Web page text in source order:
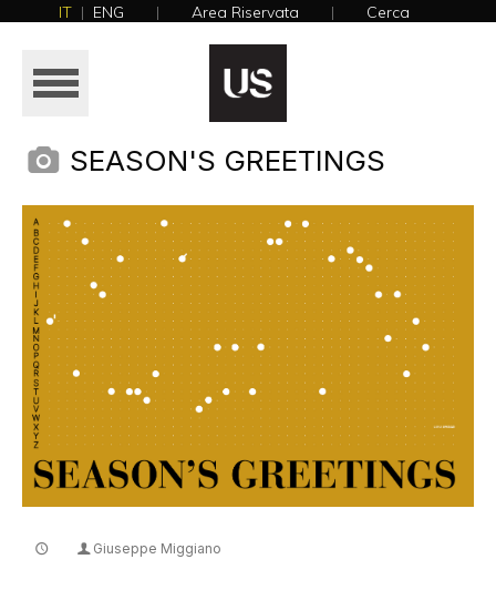
IT | ENG | Area Riservata | Cerca
HOME
AZIENDA
PRODOTTI
REALIZZAZIONI
CATALOGHI
NEWS
NEWS
SEASON'S GREETINGS
Giuseppe Miggiano